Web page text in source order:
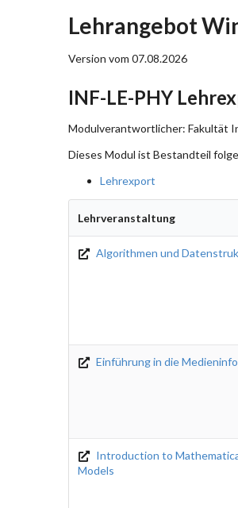
Lehrangebot
Version vom 07.08.2026
INF-LE-PHY
Modulverantwortlicher: Fakultät
Dieses Modul ist Bestandteil
Lehrexport
Lehrveranstaltung
Algorithmen und
Einführung in die
Introduction to
Models